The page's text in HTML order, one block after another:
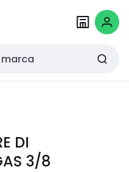
DI
3/8